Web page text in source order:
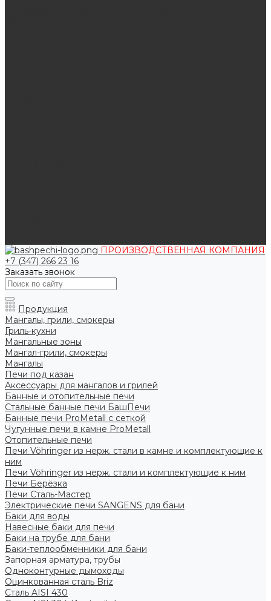
ПРОИЗВОДСТВЕННАЯ КОМПАНИЯ
+7 (347) 266 23 16
Заказать звонок
Продукция
Мангалы, грили, смокеры
Гриль-кухни
Мангальные зоны
Мангал-грили, смокеры
Мангалы
Печи под казан
Аксессуары для мангалов и грилей
Банные и отопительные печи
Стальные банные печи БашПечи
Банные печи ProMetall с сеткой
Чугунные печи в камне ProMetall
Отопительные печи
Печи Vöhringer из нерж. стали в камне и комплектующие к
ним
Печи Vöhringer из нерж. стали и комплектующие к ним
Печи Берёзка
Печи Сталь-Мастер
Электрические печи SANGENS для бани
Баки для воды
Навесные баки для печи
Баки на трубе для бани
Баки-теплообменники для бани
Запорная арматура, трубы
Одноконтурные дымоходы
Оцинкованная сталь Briz
Сталь AISI 430